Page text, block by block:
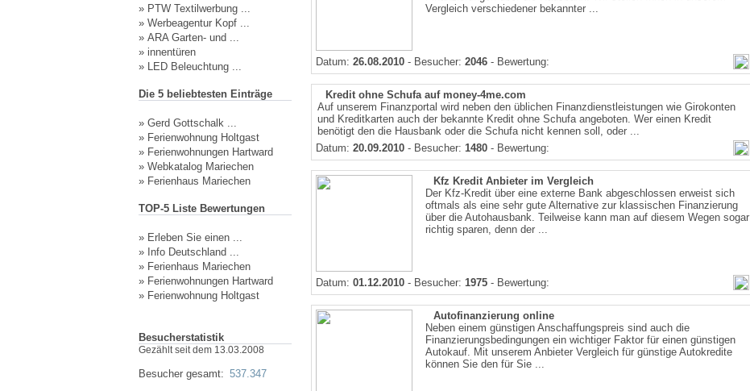
» PTW Textilwerbung ...
» Werbeagentur Kopf ...
» ARA Garten- und ...
» innentüren
» LED Beleuchtung ...
Die 5 beliebtesten Einträge
» Gerd Gottschalk ...
» Ferienwohnung Holtgast
» Ferienwohnungen Hartward
» Webkatalog Mariechen
» Ferienhaus Mariechen
TOP-5 Liste Bewertungen
» Erleben Sie einen ...
»
Info Deutschland ...
» Ferienhaus Mariechen
» Ferienwohnungen Hartward
» Ferienwohnung Holtgast
Besucherstatistik
Gezählt seit dem 13.03.2008
Besucher gesamt: 537.347
Vergleich verschiedener bekannter ...
Datum: 26.08.2010- Besucher: 2046- Bewertung:
Kredit ohne Schufa auf money-4me.com
Auf unserem Finanzportal wird neben den üblichen Finanzdienstleistungen wie Girokonten
und Kreditkarten auch der bekannte Kredit ohne Schufa angeboten. Wer einen Kredit
benötigt den die Hausbank oder die Schufa nicht kennen soll, oder ...
Datum: 20.09.2010- Besucher: 1480- Bewertung:
Kfz Kredit Anbieter im Vergleich
Der Kfz-Kredit über eine externe Bank abgeschlossen erweist sich
oftmals als eine sehr gute Alternative zur klassischen Finanzierung
über die Autohausbank. Teilweise kann man auf diesem Wegen sogar
richtig sparen, denn der ...
Datum: 01.12.2010- Besucher: 1975- Bewertung:
Autofinanzierung online
Neben einem günstigen Anschaffungspreis sind auch die
Finanzierungsbedingungen ein wichtiger Faktor für einen günstigen
Autokauf. Mit unserem Anbieter Vergleich für günstige Autokredite
können Sie den für Sie ...